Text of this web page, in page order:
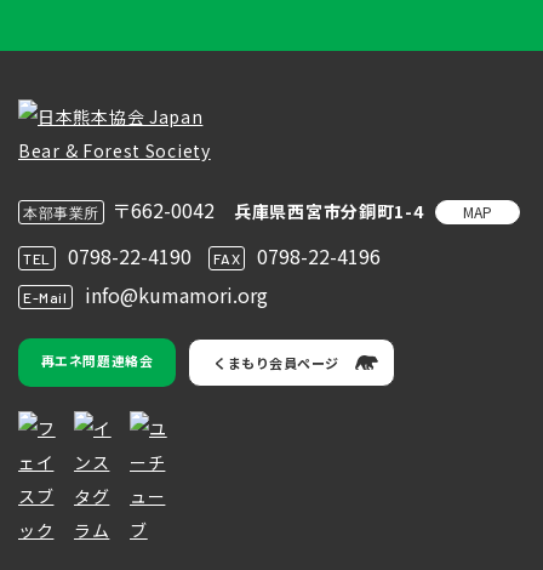
本部事業所 〒662-0042 兵庫県西宮市分銅町1-4 MAP
TEL 0798-22-4190 FAX 0798-22-4196
E-Mail info@kumamori.org
再エネ問題連絡会 くまもり会員ページ